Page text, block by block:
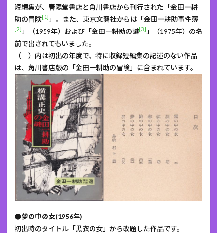
短編集が、春陽堂書店と角川書店から刊行された「金田一耕
助の冒険[1] 」。また、東京文藝社からは「金田一耕助事件簿
[2] 」（1959年）および「金田一耕助の謎[3] 」（1975年）の名
前で出されてもいました。
（ ）内は初出の年度で、特に収録短編集の記述のない作品
は、角川書店版の「金田一耕助の冒険」に含まれています。
●夢の中の女(1956年)
初出時のタイトル「黒衣の女」から改題した作品です。